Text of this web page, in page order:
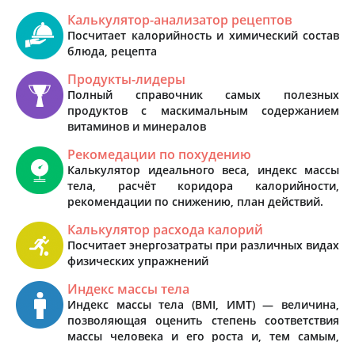
Калькулятор-анализатор рецептов
Посчитает калорийность и химический состав
блюда, рецепта
Продукты-лидеры
Полный справочник самых полезных
продуктов с маскимальным содержанием
витаминов и минералов
Рекомедации по похудению
Калькулятор идеального веса, индекс массы
тела, расчёт коридора калорийности,
рекомендации по снижению, план действий.
Калькулятор расхода калорий
Посчитает энергозатраты при различных видах
физических упражнений
Индекс массы тела
Индекс массы тела (BMI, ИМТ) — величина,
позволяющая оценить степень соответствия
массы человека и его роста и, тем самым,